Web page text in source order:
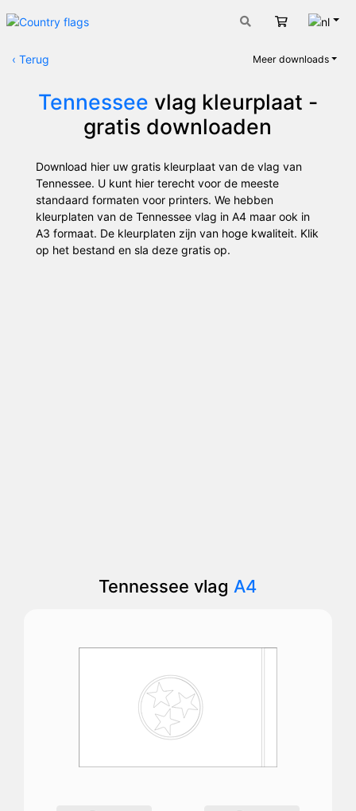
Winkelwagen
‹ Terug Meer downloads
Tennessee vlag kleurplaat -
gratis downloaden
Download hier uw gratis kleurplaat van de vlag van
Tennessee. U kunt hier terecht voor de meeste
standaard formaten voor printers. We hebben
kleurplaten van de Tennessee vlag in A4 maar ook in
A3 formaat. De kleurplaten zijn van hoge kwaliteit. Klik
op het bestand en sla deze gratis op.
Tennessee vlag A4